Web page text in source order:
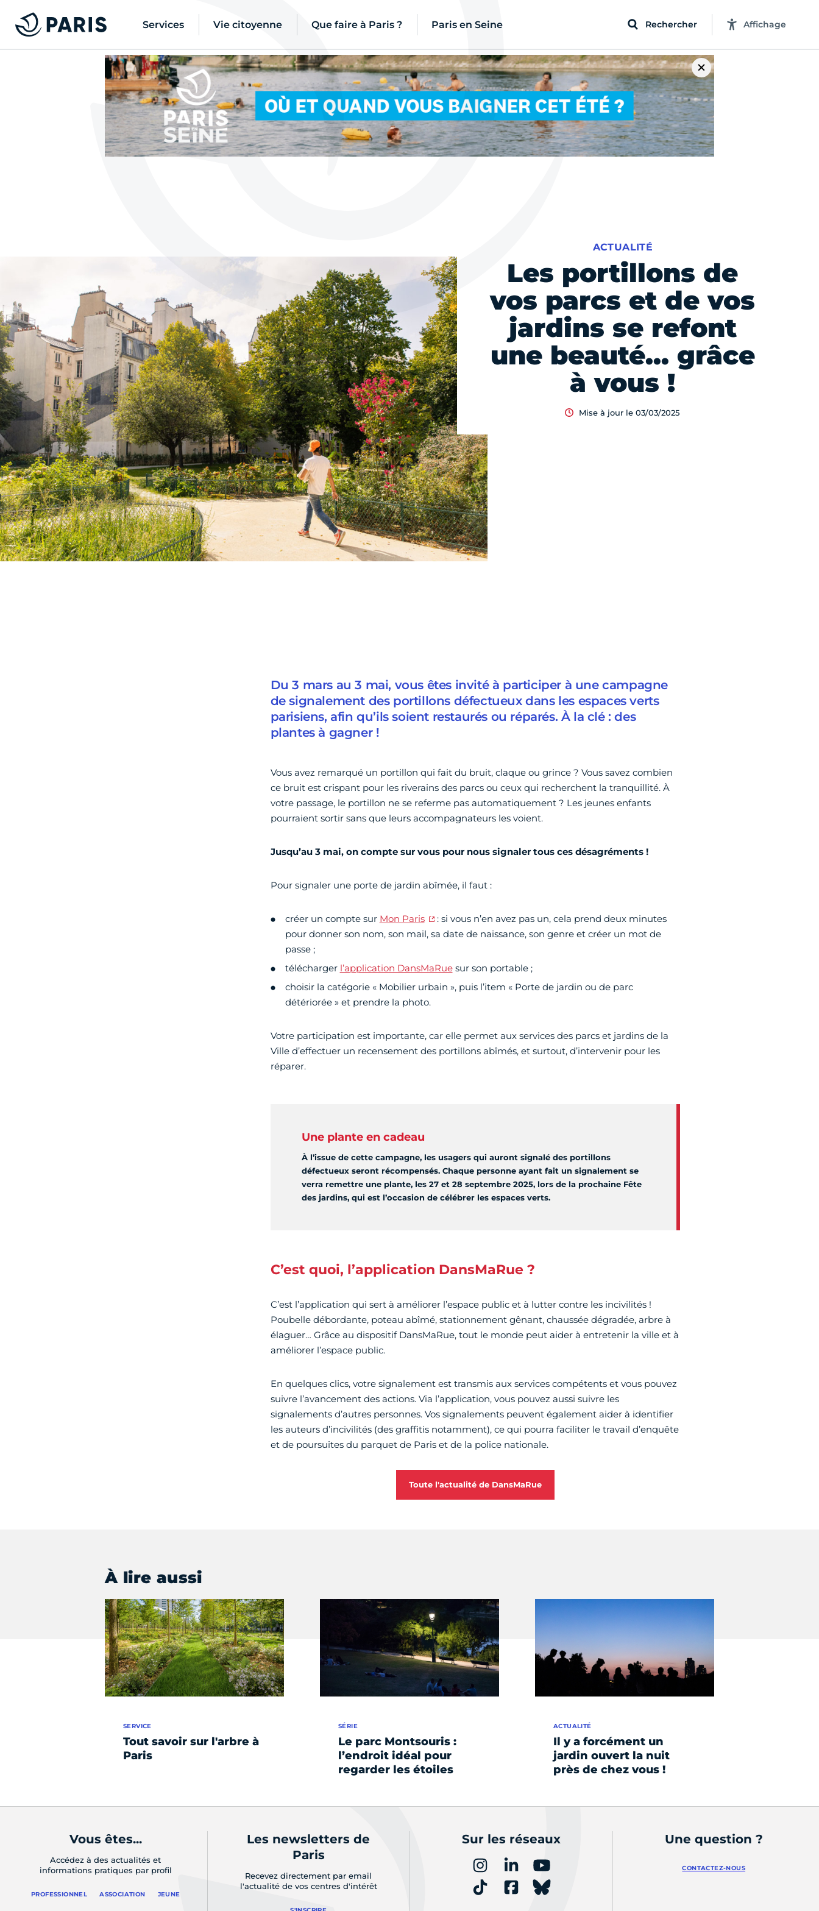
Services Vie citoyenne Que faire à Paris ? Paris en Seine Rechercher Affichage
Les portillons de
vos parcs et de vos
jardins se refont
une beauté… grâce
à vous !
ACTUALITÉ
Mise à jour le 03/03/2025
Du 3 mars au 3 mai, vous êtes invité à participer à une campagne
de signalement des portillons défectueux dans les espaces verts
parisiens, afin qu’ils soient restaurés ou réparés. À la clé : des
plantes à gagner !
Vous avez remarqué un portillon qui fait du bruit, claque ou grince ? Vous savez combien
ce bruit est crispant pour les riverains des parcs ou ceux qui recherchent la tranquillité. À
votre passage, le portillon ne se referme pas automatiquement ? Les jeunes enfants
pourraient sortir sans que leurs accompagnateurs les voient.
Jusqu’au 3 mai, on compte sur vous pour nous signaler tous ces désagréments !
Pour signaler une porte de jardin abîmée, il faut :
créer un compte sur Mon Paris
: si vous n’en avez pas un, cela prend deux minutes
pour donner son nom, son mail, sa date de naissance, son genre et créer un mot de
passe ;
télécharger l’application DansMaRuesur son portable ;
choisir la catégorie « Mobilier urbain », puis l’item « Porte de jardin ou de parc
détériorée » et prendre la photo.
Votre participation est importante, car elle permet aux services des parcs et jardins de la
Ville d’effectuer un recensement des portillons abîmés, et surtout, d’intervenir pour les
réparer.
Une plante en cadeau
À l’issue de cette campagne, les usagers qui auront signalé des portillons
défectueux seront récompensés. Chaque personne ayant fait un signalement se
verra remettre une plante, les 27 et 28 septembre 2025, lors de la prochaine Fête
des jardins, qui est l’occasion de célébrer les espaces verts.
C’est quoi, l’application DansMaRue ?
C’est l’application qui sert à améliorer l’espace public et à lutter contre les incivilités !
Poubelle débordante, poteau abîmé, stationnement gênant, chaussée dégradée, arbre à
élaguer… Grâce au dispositif DansMaRue, tout le monde peut aider à entretenir la ville et à
améliorer l’espace public.
En quelques clics, votre signalement est transmis aux services compétents et vous pouvez
suivre l’avancement des actions. Via l’application, vous pouvez aussi suivre les
signalements d’autres personnes. Vos signalements peuvent également aider à identifier
les auteurs d’incivilités (des graffitis notamment), ce qui pourra faciliter le travail d’enquête
et de poursuites du parquet de Paris et de la police nationale.
Toute l'actualité de DansMaRue
À lire aussi
Tout savoir sur l'arbre à
Paris
SERVICE
Le parc Montsouris :
l’endroit idéal pour
regarder les étoiles
SÉRIE
Il y a forcément un
jardin ouvert la nuit
près de chez vous !
ACTUALITÉ
Vous êtes...
Accédez à des actualités et
informations pratiques par profil
PROFESSIONNEL ASSOCIATION JEUNE
Les newsletters de
Paris
Recevez directement par email
l'actualité de vos centres d'intérêt
Sur les réseaux Une question ?
CONTACTEZ-NOUS